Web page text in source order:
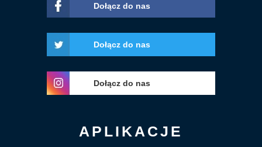
Dołącz do nas
Dołącz do nas
Dołącz do nas
APLIKACJE